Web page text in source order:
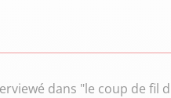
dans "le coup de fil